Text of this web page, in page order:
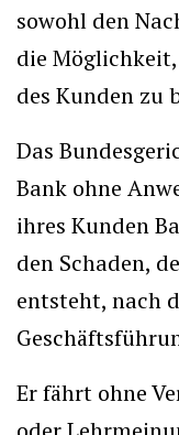
sowohl den
die
des Kunden zu
Das
Bank ohne
ihres Kunden
den Schaden,
entsteht, nach
Er fährt ohne